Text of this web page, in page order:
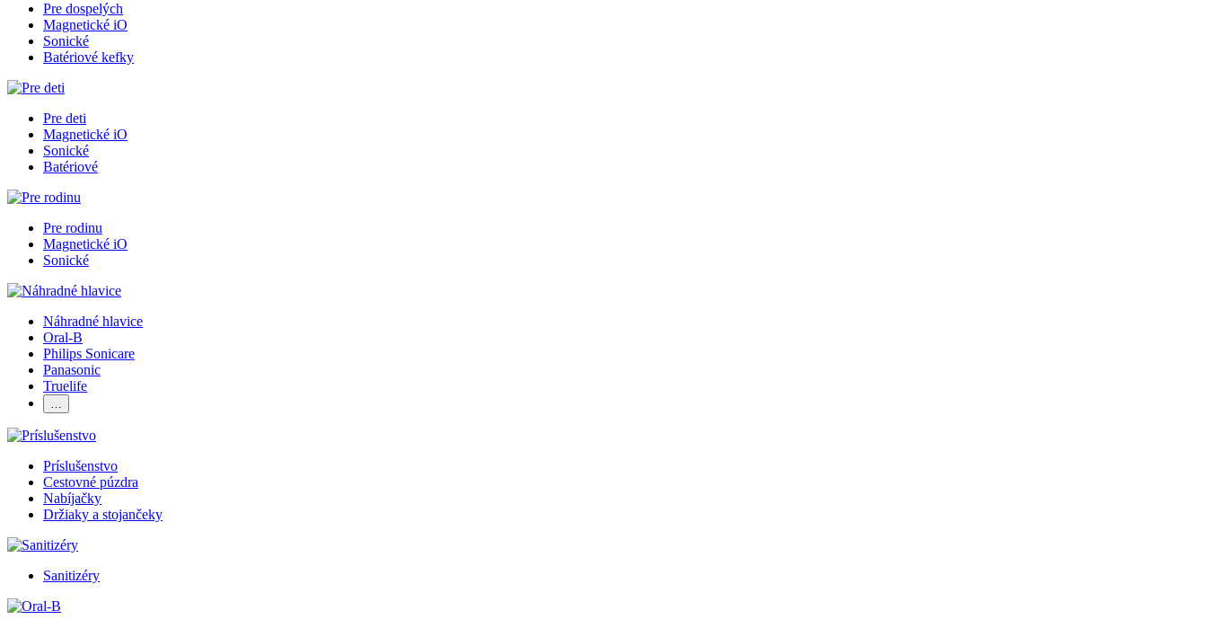
Pre dospelých
Magnetické iO
Sonické
Batériové kefky
Pre deti
Magnetické iO
Sonické
Batériové
Pre rodinu
Magnetické iO
Sonické
Náhradné hlavice
Oral-B
Philips Sonicare
Panasonic
Truelife
…
Príslušenstvo
Cestovné púzdra
Nabíjačky
Držiaky a stojančeky
Sanitizéry